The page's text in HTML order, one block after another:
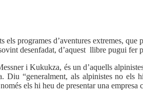
programes d’aventures extremes,
desenfadat, d’aquest llibre pugui fer
i Kukukza, és un d’aquells
“generalment, als alpinistes no els
els hi heu de presentar una